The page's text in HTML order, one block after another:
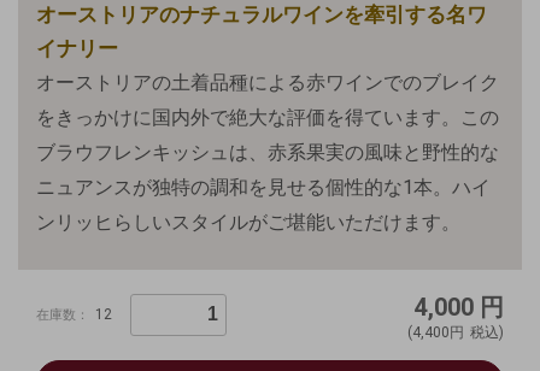
オーストリアのナチュラルワインを牽引する名ワ
イナリー
オーストリアの土着品種による赤ワインでのブレイク
をきっかけに国内外で絶大な評価を得ています。この
ブラウフレンキッシュは、赤系果実の風味と野性的な
ニュアンスが独特の調和を見せる個性的な1本。ハイ
ンリッヒらしいスタイルがご堪能いただけます。
在庫数： 12 4,000 円
(4,400円 税込)